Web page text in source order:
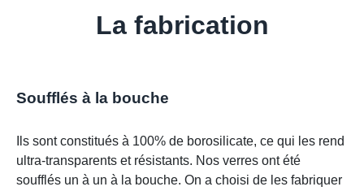
La fabrication
Soufflés à la bouche
Ils sont constitués à 100% de borosilicate, ce qui les rend
ultra-transparents et résistants. Nos verres ont été
soufflés un à un à la bouche. On a choisi de les fabriquer